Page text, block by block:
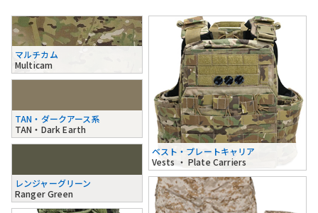
マルチカム
Multicam
TAN・ダークアース系
TAN・Dark Earth
レンジャーグリーン
Ranger Green
ベスト・プレートキャリア
Vests ・ Plate Carriers